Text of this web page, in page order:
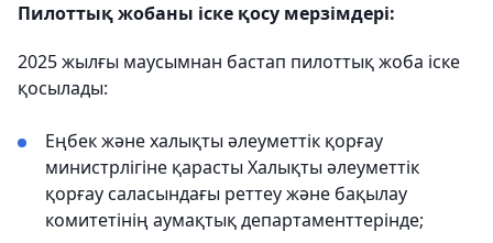
Пилоттық жобаны іске қосу мерзімдері:
2025 жылғы маусымнан бастап пилоттық жоба іске
қосылады:
Еңбек және халықты әлеуметтік қорғау
министрлігіне қарасты Халықты әлеуметтік
қорғау саласындағы реттеу және бақылау
комитетінің аумақтық департаменттерінде;